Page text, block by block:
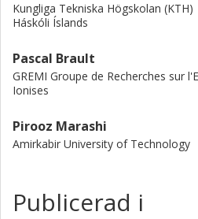
Kungliga Tekniska Högskolan (KTH)
Háskóli Íslands
Pascal Brault
GREMI Groupe de Recherches sur
Ionises
Pirooz Marashi
Amirkabir University of Technology
Publicerad i